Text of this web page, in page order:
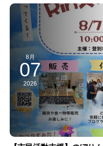
8月
07
2026